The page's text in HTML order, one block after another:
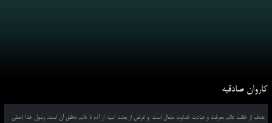
کاروان صادقیه
هدف از خلقت عالم معرفت و عبادت خداوند متعال است, و غرض از بعثت انبیاء از آدم تا خاتم تحقق آن است, رسول خدا (صلی